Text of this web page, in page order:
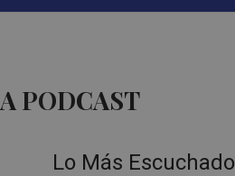
PODCAST
Lo Más Escuchado